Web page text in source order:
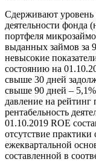
Сдерживают
деятельности фонда
портфеля
выданных займов за
невысокие
состоянию на
свыше 30 дней
свыше 90 дней –
давление на рейтинг
рентабельность
01.10.2019 ROE
отсутствие
ежеквартальной
составленной в